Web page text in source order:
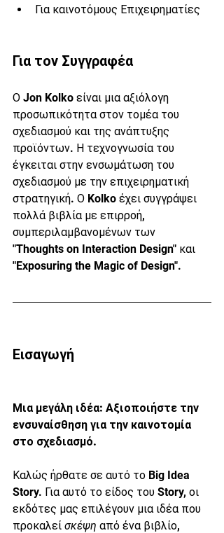
Για καινοτόμους Επιχειρηματίες
Για τον Συγγραφέα
Ο Jon Kolko είναι μια αξιόλογη
προσωπικότητα στον τομέα του
σχεδιασμού και της ανάπτυξης
προϊόντων. Η τεχνογνωσία του
έγκειται στην ενσωμάτωση του
σχεδιασμού με την επιχειρηματική
στρατηγική. Ο Kolko έχει συγγράψει
πολλά βιβλία με επιρροή,
συμπεριλαμβανομένων των
"Thoughts on Interaction Design" και
"Exposuring the Magic of Design".
Εισαγωγή
Μια μεγάλη ιδέα: Αξιοποιήστε την
ενσυναίσθηση για την καινοτομία
στο σχεδιασμό.
Καλώς ήρθατε σε αυτό το Big Idea
Story. Για αυτό το είδος του Story, οι
εκδότες μας επιλέγουν μια ιδέα που
προκαλεί σκέψη από ένα βιβλίο,